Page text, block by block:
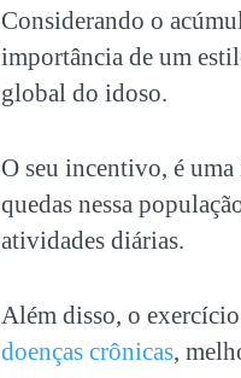
Considerando o
importância de um
global do idoso.
O seu incentivo, é
quedas nessa
atividades diárias.
Além disso, o
doenças crônicas,